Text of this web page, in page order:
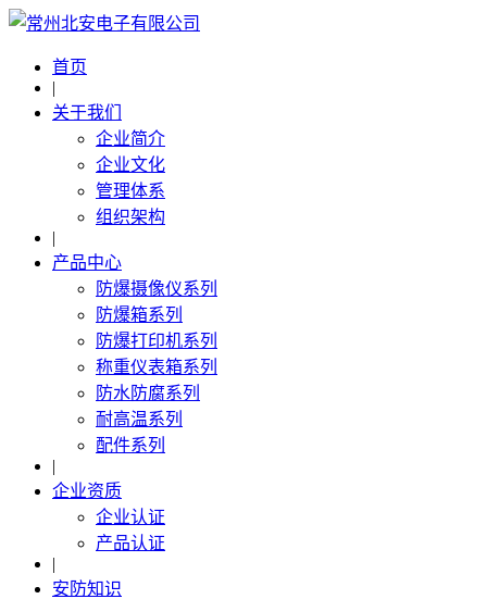
首页
|
关于我们
企业简介
企业文化
管理体系
组织架构
|
产品中心
防爆摄像仪系列
防爆箱系列
防爆打印机系列
称重仪表箱系列
防水防腐系列
耐高温系列
配件系列
|
企业资质
企业认证
产品认证
|
安防知识